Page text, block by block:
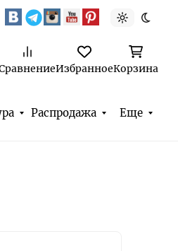
Светлая
ИзбранноеКорзина
Распродажа Еще